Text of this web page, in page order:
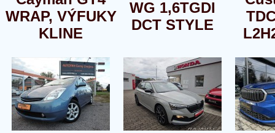
WRAP, VÝFUKY
KLINE
WG 1,6TGDI
DCT STYLE